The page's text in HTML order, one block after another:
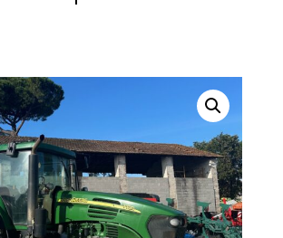
RICAMBI
GARDEN
ASSISTENZA